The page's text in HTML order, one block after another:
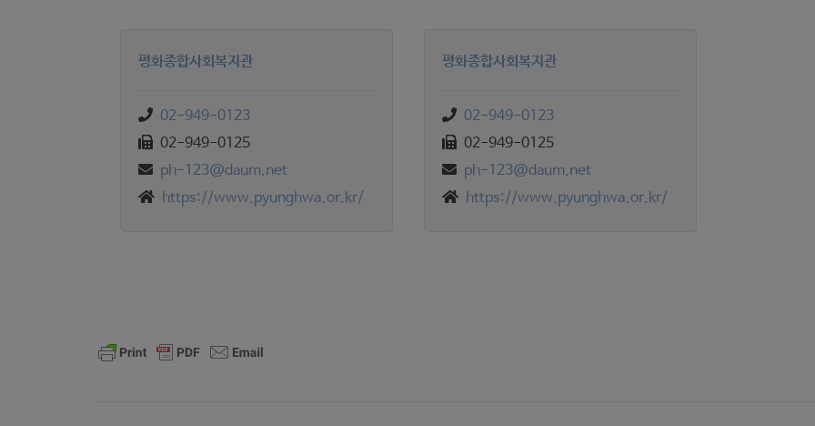
평화종합사회복지관
02-949-0123
02-949-0125
ph-123@daum.net
https://www.pyunghwa.or.kr/
평화종합사회복지관
02-949-0123
02-949-0125
ph-123@daum.net
https://www.pyunghwa.or.kr/